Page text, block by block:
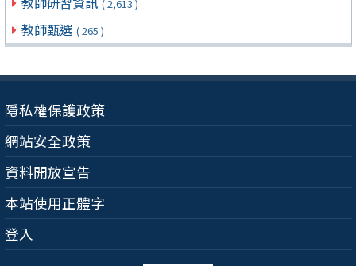
( 2,613 )
教師甄選 ( 265 )
隱私權保護政策
網站安全政策
資料開放宣告
本站使用正體字
登入